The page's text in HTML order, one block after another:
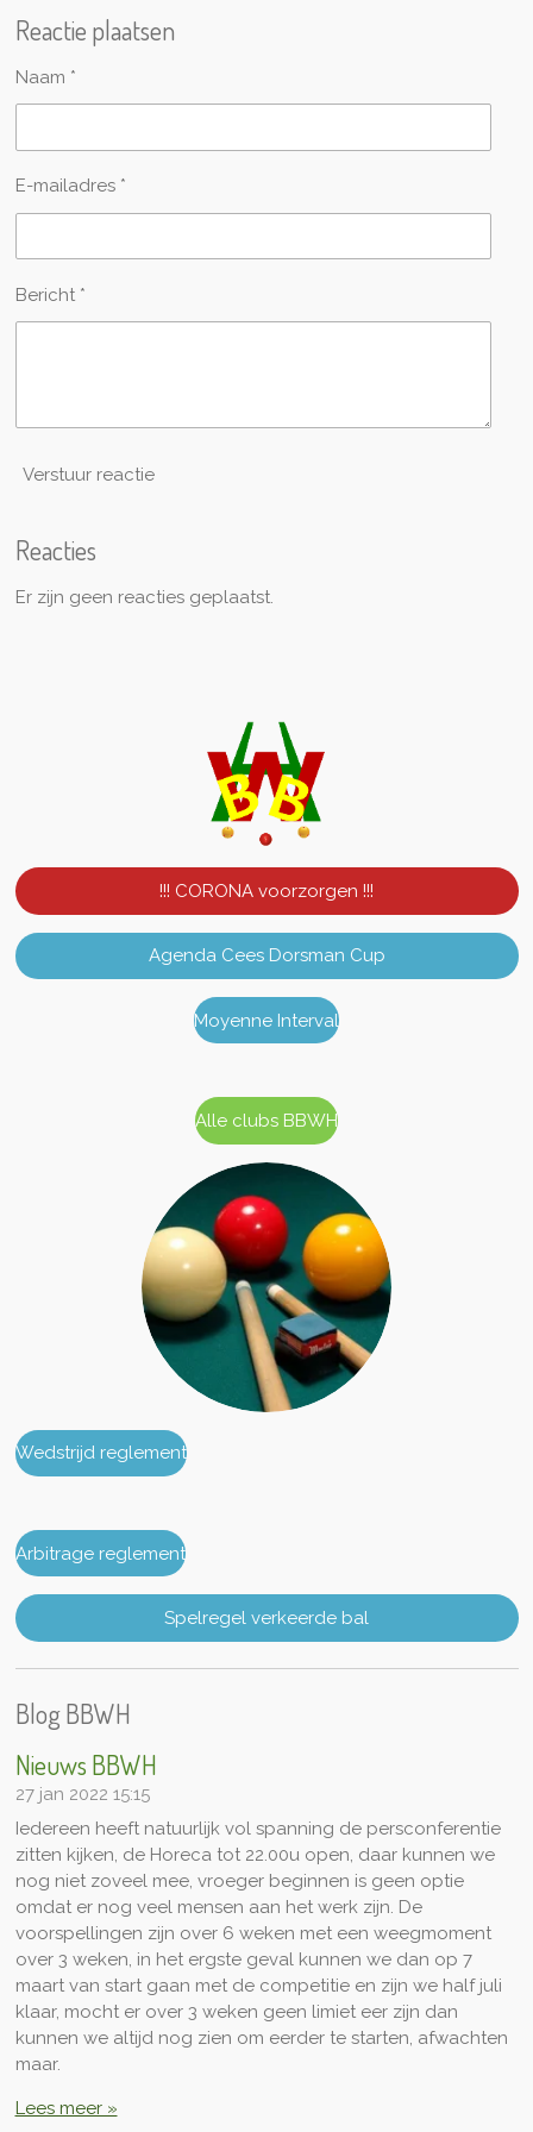
Reactie plaatsen
Naam *
E-mailadres *
Bericht *
Verstuur reactie
Reacties
Er zijn geen reacties geplaatst.
!!! CORONA voorzorgen !!!
Agenda Cees Dorsman Cup
Moyenne Interval
Alle clubs BBWH
Wedstrijd reglement
Arbitrage reglement
Spelregel verkeerde bal
Blog BBWH
Nieuws BBWH
27 jan 2022 15:15
Iedereen heeft natuurlijk vol spanning de persconferentie
zitten kijken, de Horeca tot 22.00u open, daar kunnen we
nog niet zoveel mee, vroeger beginnen is geen optie
omdat er nog veel mensen aan het werk zijn. De
voorspellingen zijn over 6 weken met een weegmoment
over 3 weken, in het ergste geval kunnen we dan op 7
maart van start gaan met de competitie en zijn we half juli
klaar, mocht er over 3 weken geen limiet eer zijn dan
kunnen we altijd nog zien om eerder te starten, afwachten
maar.
Lees meer »